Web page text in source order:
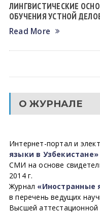
ЛИНГВИСТИЧЕСКИЕ
ОБУЧЕНИЯ УСТНОЙ
Read More
О ЖУРНАЛЕ
Интернет-портал и
языки в Узбекистане»
СМИ на основе
2014 г.
Журнал «Иностранные
в перечень ведущих
Высшей аттестационной